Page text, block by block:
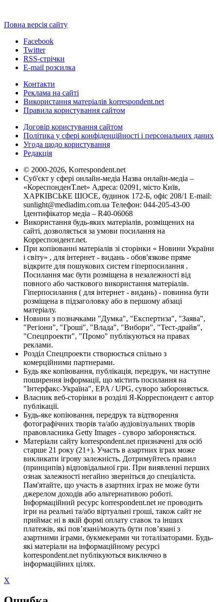
Повна версія сайту
Facebook
Twitter
RSS-стрічки
E-mail розсилка
Контакти
Реклама на сайті
Використання матеріалів korrespondent.net
Правила користування сайтом
Договір користування сайтом
Політика у сфері конфіденційності і персональних даних
Угода щодо користування
Редакція
© 2000-2026, Korrespondent.net
Суб'єкт у сфері онлайн-медіа Назва онлайн-медіа –
«КореспонденТ.net» Адреса: 02091, місто Київ,
ХАРКІВСЬКЕ ШОСЕ, будинок 172-Б, офіс 208/1 E-mail:
sunlight@mediadim.com.ua Телефон: 044-205-43-00
Ідентифікатор медіа – R40-06068
Використання будь-яких матеріалів, розміщених на
сайті, дозволяється за умови посилання на
Корреспондент.net.
При копіюванні матеріалів зі сторінки « Новини України
і світу» , для інтернет - видань - обов'язкове пряме
відкрите для пошукових систем гіперпосилання .
Посилання має бути розміщена в незалежності від
повного або часткового використання матеріалів.
Гіперпосилання ( для інтернет - видань) - повинна бути
розміщена в підзаголовку або в першому абзаці
матеріалу.
Новини з позначками "Думка", "Експертиза", "Заява",
"Регіони", "Гроші", "Влада", "Вибори", "Тест-драйв",
"Спецпроекти", "Промо" публікуються на правах
реклами.
Розділ Спецпроекти створюється спільно з
комерційними партнерами.
Будь яке копіювання, публікація, передрук, чи наступне
поширення інформації, що містить посилання на
"Інтерфакс-Україна", EPA / UPG, суворо забороняється.
Власник веб-сторінки в розділі Я-Корреспондент є автор
публікації.
Будь-яке копіювання, передрук та відтворення
фотографічних творів та/або аудіовізуальних творів
правовласника Getty Images - суворо забороняється.
Матеріали сайту korrespondent.net призначені для осіб
старше 21 року (21+). Участь в азартних іграх може
викликати ігрову залежність. Дотримуйтесь правил
(принципів) відповідальної гри. При виявленні перших
ознак залежності негайно зверніться до спеціаліста.
Пам'ятайте, що участь в азартних іграх не може бути
джерелом доходів або альтернативою роботі.
Інформаційний ресурс korrespondent.net не проводить
ігри на реальні та/або віртуальні гроші, також сайт не
приймає ні в якій формі оплату ставок та інших
платежів, які пов’язані/можуть бути пов’язані з
азартними іграми, букмекерами чи тоталізаторами. Будь-
які матеріали на інформаційному ресурсі
korrespondent.net публікуються виключно в
інформаційних цілях.
X